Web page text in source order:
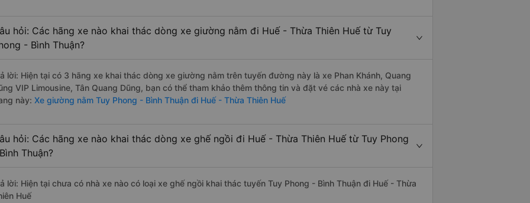
hỏi: Các hãng xe nào khai thác dòng xe giường nằm đi Huế - Thừa Thiên Huế từ Tuy
- Bình Thuận?
lời: Hiện tại có 3 hãng xe khai thác dòng xe giường nằm trên tuyến đường này là xe Phan Khánh, Quang
VIP Limousine, Tân Quang Dũng, bạn có thể tham khảo thêm thông tin và đặt vé các nhà xe này tại
này: Xe giường nằm Tuy Phong - Bình Thuận đi Huế - Thừa Thiên Huế
hỏi: Các hãng xe nào khai thác dòng xe ghế ngồi đi Huế - Thừa Thiên Huế từ Tuy Phong
Thuận?
lời: Hiện tại chưa có nhà xe nào có loại xe ghế ngồi khai thác tuyến Tuy Phong - Bình Thuận đi Huế - Thừa
Huế